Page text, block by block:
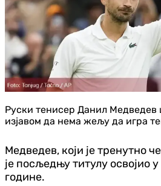
Руски тенисер Данил Медведев
изјавом да нема жељу да игра
Медведев, који је тренутно
је посљедњу титулу освојио
године.